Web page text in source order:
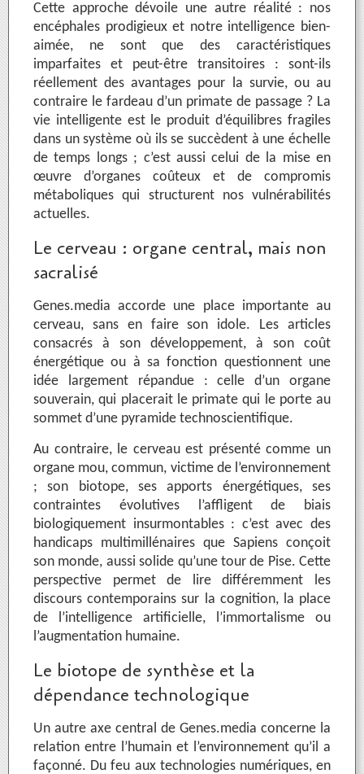
Cette approche dévoile une autre réalité : nos
encéphales prodigieux et notre intelligence bien-
aimée, ne sont que des caractéristiques
imparfaites et peut-être transitoires : sont-ils
réellement des avantages pour la survie, ou au
contraire le fardeau d’un primate de passage ? La
vie intelligente est le produit d’équilibres fragiles
dans un système où ils se succèdent à une échelle
de temps longs ; c’est aussi celui de la mise en
œuvre d’organes coûteux et de compromis
métaboliques qui structurent nos vulnérabilités
actuelles.
Le cerveau : organe central, mais non
sacralisé
Genes.media accorde une place importante au
cerveau, sans en faire son idole. Les articles
consacrés à son développement, à son coût
énergétique ou à sa fonction questionnent une
idée largement répandue : celle d’un organe
souverain, qui placerait le primate qui le porte au
sommet d’une pyramide technoscientifique.
Au contraire, le cerveau est présenté comme un
organe mou, commun, victime de l’environnement
; son biotope, ses apports énergétiques, ses
contraintes évolutives l’affligent de biais
biologiquement insurmontables : c’est avec des
handicaps multimillénaires que Sapiens conçoit
son monde, aussi solide qu’une tour de Pise. Cette
perspective permet de lire différemment les
discours contemporains sur la cognition, la place
de l’intelligence artificielle, l’immortalisme ou
l’augmentation humaine.
Le biotope de synthèse et la
dépendance technologique
Un autre axe central de Genes.media concerne la
relation entre l’humain et l’environnement qu’il a
façonné. Du feu aux technologies numériques, en